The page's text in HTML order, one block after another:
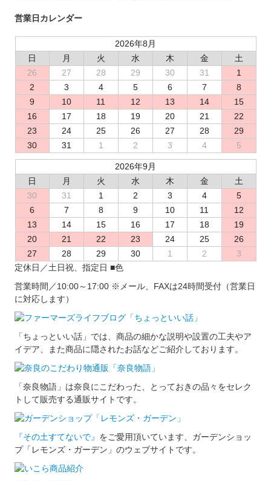
営業日カレンダー
2026年8月
日
月 火 水 木 金
土
26
27 28 29 30 31
1
2
3 4 5 6 7
8
9
10 11 12 13 14
15
16
17 18 19 20 21
22
23
24 25 26 27 28
29
30
31 1 2 3 4 5
2026年9月
日
月 火 水 木 金
土
30
31 1 2 3 4
5
6
7 8 9 10 11
12
13
14 15 16 17 18
19
20
21 22 23 24 25
26
27
28 29 30 1 2
3
定休日／土日祝、指定日■色
営業時間／10:00～17:00 ※メール、FAXは24時間受付（営業日
に対応します）
「ちょっといい話」では、商品の細かな説明や設置の工夫やア
イデア、また商品に隠されたお話などご紹介しております。
「奈良物語」は奈良にこだわった、とっておきの品々をセレク
トして販売する通販サイトです。
『その土すてないで』 をご愛用頂いています、ガーデンショッ
プ「レモンズ・ガーデン」のウェブサイトです。